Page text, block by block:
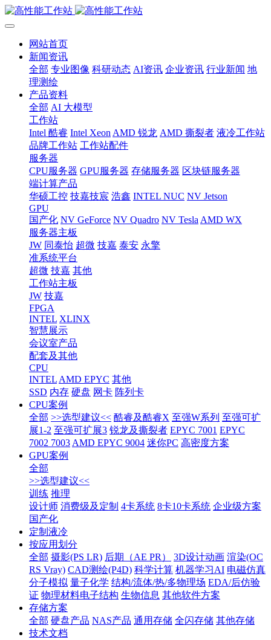
网站首页
新闻资讯
全部 专业图像 科研动态 AI资讯 企业资讯 行业新闻 地
理测绘
产品资料
全部 AI 大模型
工作站
Intel 酷睿 Intel Xeon AMD 锐龙 AMD 撕裂者 液冷工作站
品牌工作站 工作站配件
服务器
CPU服务器 GPU服务器 存储服务器 区块链服务器
端计算产品
华硕工控 技嘉技宸 浩鑫 INTEL NUC NV Jetson
GPU
国产化 NV GeForce NV Quadro NV Tesla AMD WX
服务器主板
JW 同泰怡 超微 技嘉 泰安 永擎
准系统平台
超微 技嘉 其他
工作站主板
JW 技嘉
FPGA
INTEL XLINX
智慧展示
会议室产品
配套及其他
CPU
INTEL AMD EPYC 其他
SSD 内存 硬盘 网卡 阵列卡
CPU案例
全部 >>选型建议<< 酷睿及酷睿X 至强W系列 至强可扩
展1-2 至强可扩展3 锐龙及撕裂者 EPYC 7001 EPYC
7002 7003 AMD EPYC 9004 迷你PC 高密度方案
GPU案例
全部
>>选型建议<<
训练 推理
设计师 消费级及定制 4卡系统 8卡10卡系统 企业级方案
国产化
定制液冷
按应用划分
全部 摄影(PS LR) 后期（AE PR） 3D设计动画 渲染(OC
RS Vray) CAD测绘(P4D) 科学计算 机器学习AI 电磁仿真
分子模拟 量子化学 结构/流体/热/多物理场 EDA/后仿验
证 物理材料电子结构 生物信息 其他软件方案
存储方案
全部 硬盘产品 NAS产品 通用存储 全闪存储 其他存储
技术文档